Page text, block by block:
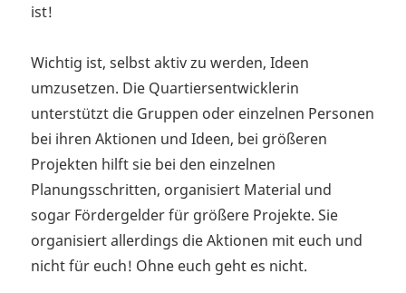
ist!
Wichtig ist, selbst aktiv zu werden, Ideen
umzusetzen. Die Quartiersentwicklerin
unterstützt die Gruppen oder einzelnen Personen
bei ihren Aktionen und Ideen, bei größeren
Projekten hilft sie bei den einzelnen
Planungsschritten, organisiert Material und
sogar Fördergelder für größere Projekte. Sie
organisiert allerdings die Aktionen mit euch und
nicht für euch! Ohne euch geht es nicht.